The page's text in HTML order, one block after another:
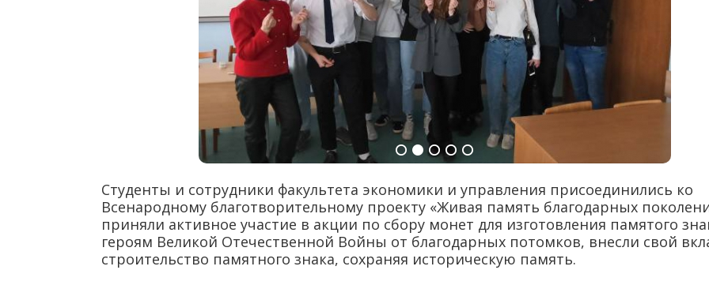
Студенты и сотрудники факультета экономики и управления присоединились ко
Всенародному благотворительному проекту «Живая память благодарных
приняли активное участие в акции по сбору монет для изготовления памятого
героям Великой Отечественной Войны от благодарных потомков, внесли свой
строительство памятного знака, сохраняя историческую память.